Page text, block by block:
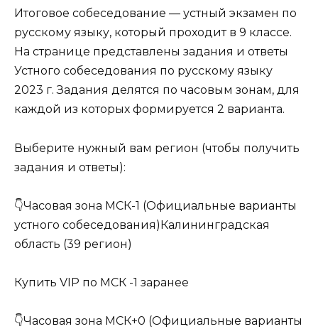
Итоговое собеседование — устный экзамен по
русскому языку, который проходит в 9 классе.
На странице представлены задания и ответы
Устного собеседования по русскому языку
2023 г. Задания делятся по часовым зонам, для
каждой из которых формируется 2 варианта.
Выберите нужный вам регион (чтобы получить
задания и ответы):
👇Часовая зона МСК-1 (Официальные варианты
устного собеседования)Калининградская
область (39 регион)
Купить VIP по МСК -1 заранее
👇Часовая зона МСК+0 (Официальные варианты